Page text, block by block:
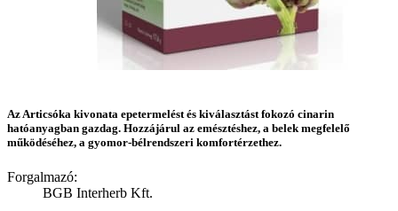
Az Articsóka kivonata epetermelést és kiválasztást fokozó cinarin
hatóanyagban gazdag. Hozzájárul az emésztéshez, a belek megfelelő
működéséhez, a gyomor-bélrendszeri komfortérzethez.
Forgalmazó:
BGB Interherb Kft.